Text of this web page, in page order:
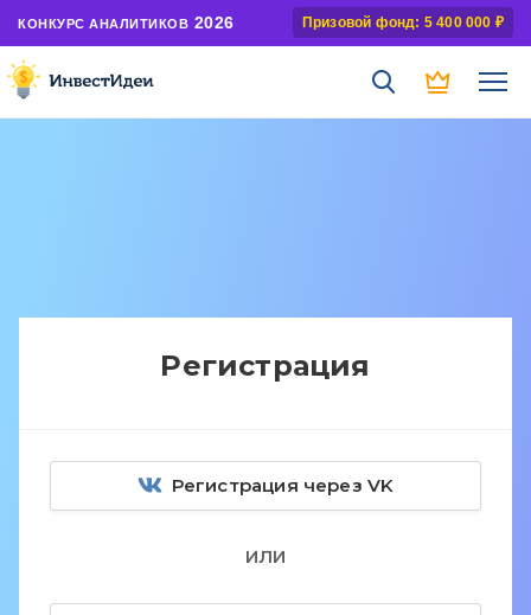
КОНКУРС АНАЛИТИКОВ 2026 Призовой фонд: 5 400 000 ₽
Регистрация
Регистрация через VK
ИЛИ